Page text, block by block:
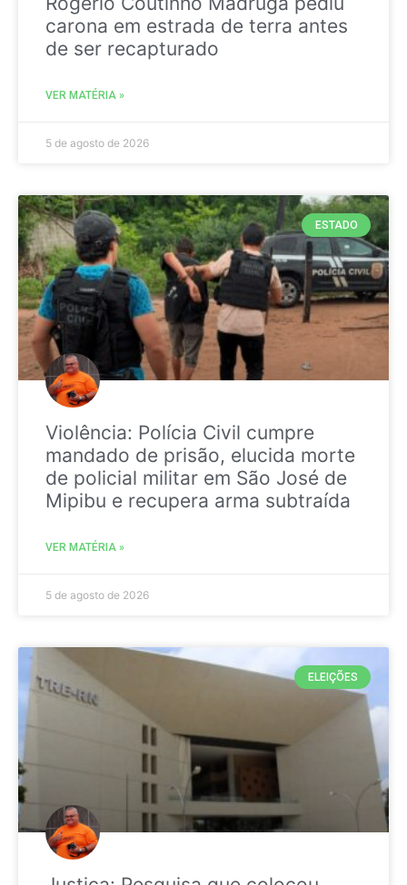
carona em estrada de terra antes
de ser recapturado
VER MATÉRIA »
5 de agosto de 2026
ESTADO
Violência: Polícia Civil cumpre
mandado de prisão, elucida morte
de policial militar em São José de
Mipibu e recupera arma subtraída
VER MATÉRIA »
5 de agosto de 2026
ELEIÇÕES